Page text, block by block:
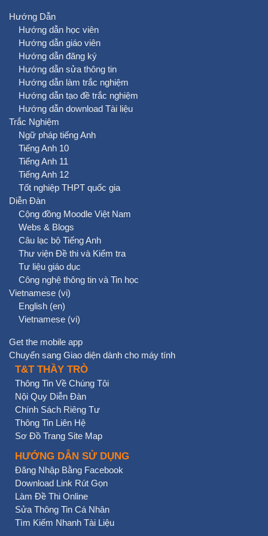
Hướng Dẫn
Hướng dẫn học viên
Hướng dẫn giáo viên
Hướng dẫn đăng ký
Hướng dẫn sửa thông tin
Hướng dẫn làm trắc nghiệm
Hướng dẫn tạo đề trắc nghiệm
Hướng dẫn download Tài liệu
Trắc Nghiệm
Ngữ pháp tiếng Anh
Tiếng Anh 10
Tiếng Anh 11
Tiếng Anh 12
Tốt nghiệp THPT quốc gia
Diễn Đàn
Cộng đồng Moodle Việt Nam
Webs & Blogs
Câu lạc bộ Tiếng Anh
Thư viện Đề thi và Kiểm tra
Tư liệu giáo dục
Công nghệ thông tin và Tin học
Vietnamese ‎(vi)‎
English ‎(en)‎
Vietnamese ‎(vi)‎
Get the mobile app
Chuyển sang Giao diện dành cho máy tính
T&T THẦY TRÒ
Thông Tin Về Chúng Tôi
Nội Quy Diễn Đàn
Chính Sách Riêng Tư
Thông Tin Liên Hệ
Sơ Đồ Trang Site Map
HƯỚNG DẪN SỬ DỤNG
Đăng Nhập Bằng Facebook
Download Link Rút Gọn
Làm Đề Thi Online
Sửa Thông Tin Cá Nhân
Tìm Kiếm Nhanh Tài Liệu